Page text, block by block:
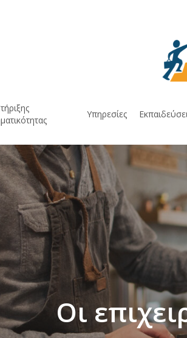
Υπηρεσίες
Οι